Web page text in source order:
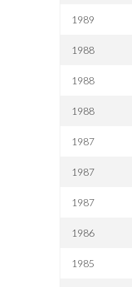
1989
1988
1988
1988
1987
1987
1987
1986
1985